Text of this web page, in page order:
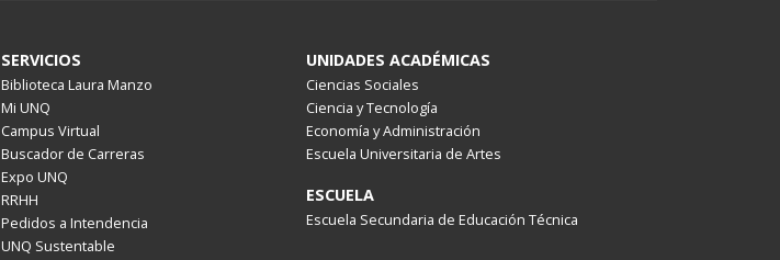
SERVICIOS
Biblioteca Laura Manzo
Mi UNQ
Campus Virtual
Buscador de Carreras
Expo UNQ
RRHH
Pedidos a Intendencia
UNQ Sustentable
UNIDADES ACADÉMICAS
Ciencias Sociales
Ciencia y Tecnología
Economía y Administración
Escuela Universitaria de Artes
ESCUELA
Escuela Secundaria de Educación Técnica